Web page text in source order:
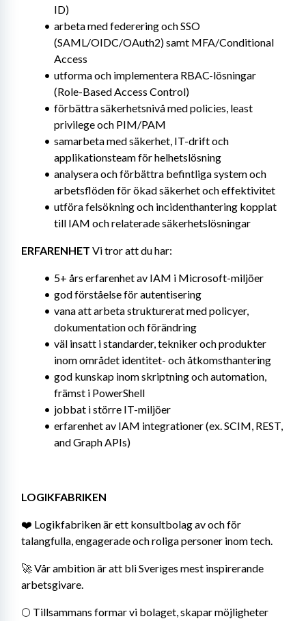
ID)
arbeta med federering och SSO
(SAML/OIDC/OAuth2) samt MFA/Conditional
Access
utforma och implementera RBAC-lösningar
(Role-Based Access Control)
förbättra säkerhetsnivå med policies, least
privilege och PIM/PAM
samarbeta med säkerhet, IT-drift och
applikationsteam för helhetslösning
analysera och förbättra befintliga system och
arbetsflöden för ökad säkerhet och effektivitet
utföra felsökning och incidenthantering kopplat
till IAM och relaterade säkerhetslösningar
ERFARENHET Vi tror att du har:
5+ års erfarenhet av IAM i Microsoft-miljöer
god förståelse för autentisering
vana att arbeta strukturerat med policyer,
dokumentation och förändring
väl insatt i standarder, tekniker och produkter
inom området identitet- och åtkomsthantering
god kunskap inom skriptning och automation,
främst i PowerShell
jobbat i större IT-miljöer
erfarenhet av IAM integrationer (ex. SCIM, REST,
and Graph APIs)
LOGIKFABRIKEN
❤️ Logikfabriken är ett konsultbolag av och för
talangfulla, engagerade och roliga personer inom tech.
🚀 Vår ambition är att bli Sveriges mest inspirerande
arbetsgivare.
🌕 Tillsammans formar vi bolaget, skapar möjligheter